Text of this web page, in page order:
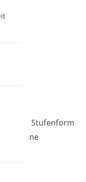
der Stufenform
eine